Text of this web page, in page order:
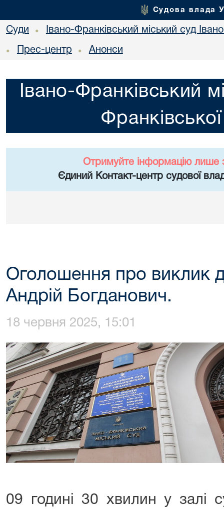
Судова влада
Суди • Івано-Франківський міський суд
• Прес-центр • Анонси
Івано-Франківський
Отримуйте інформацію лише
Єдиний Контакт-центр судової
Оголошення про виклик
Андрій Богданович.
18 червня 2025, 15:01
09 годині 30 хвилин у залі